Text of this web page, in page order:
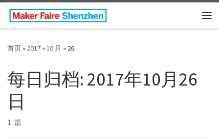
Skip to content
首页» 2017»10 月 » 26
每日归档: 2017年10月26
日
1 篇